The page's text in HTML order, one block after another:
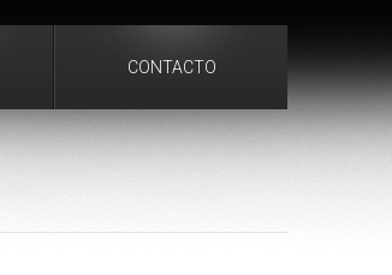
CONTACTO